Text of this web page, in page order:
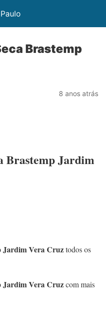
Brastemp
8 anos atrás
Brastemp Jardim
Jardim Vera Cruztodos os
Jardim Vera Cruzcom mais